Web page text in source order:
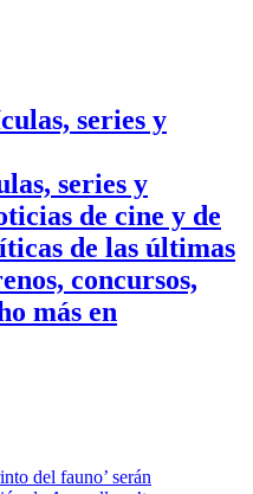
series y
de cine y de
de las últimas
concursos,
más en